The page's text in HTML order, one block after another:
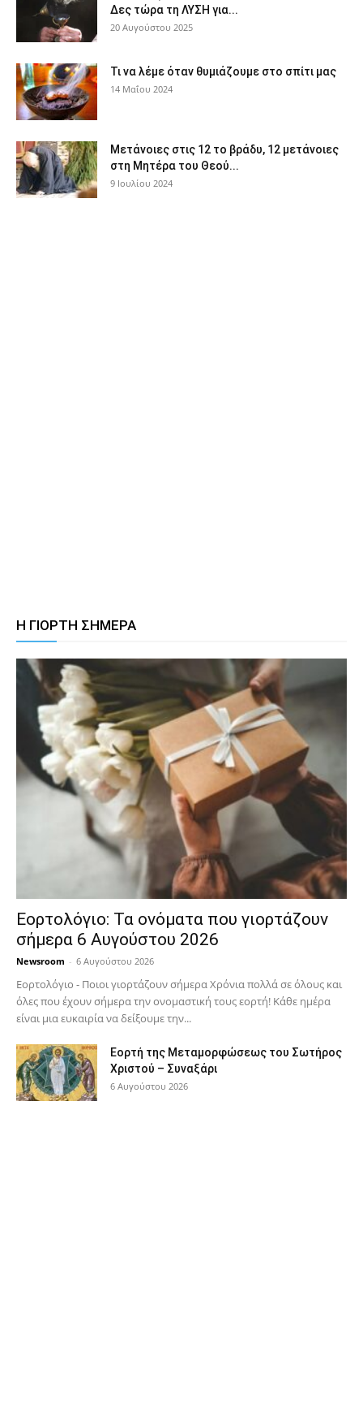
Δες τώρα τη ΛΥΣΗ για...
20 Αυγούστου 2025
Τι να λέμε όταν θυμιάζουμε στο σπίτι μας
14 Μαΐου 2024
Μετάνοιες στις 12 το βράδυ, 12 μετάνοιες
στη Μητέρα του Θεού...
9 Ιουλίου 2024
Η ΓΙΟΡΤΗ ΣΗΜΕΡΑ
Εορτολόγιο: Τα ονόματα που γιορτάζουν
σήμερα 6 Αυγούστου 2026
Newsroom - 6 Αυγούστου 2026
Εορτολόγιο - Ποιοι γιορτάζουν σήμερα Χρόνια πολλά σε όλους και
όλες που έχουν σήμερα την ονομαστική τους εορτή! Κάθε ημέρα
είναι μια ευκαιρία να δείξουμε την...
Εορτή της Μεταμορφώσεως του Σωτήρος
Χριστού – Συναξάρι
6 Αυγούστου 2026